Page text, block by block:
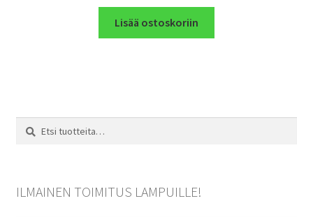
Lisää ostoskoriin
Etsi:
Haku
ILMAINEN TOIMITUS LAMPUILLE!